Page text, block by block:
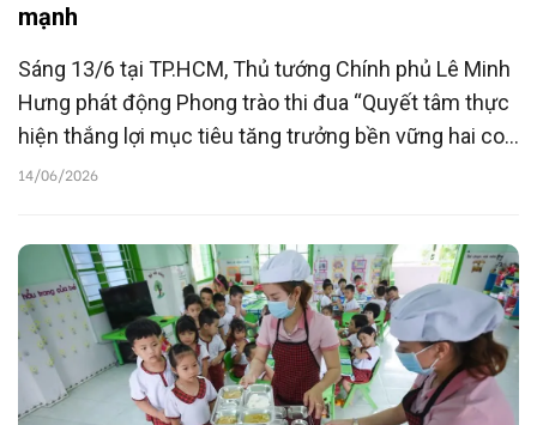
mạnh
Sáng 13/6 tại TP.HCM, Thủ tướng Chính phủ Lê Minh
Hưng phát động Phong trào thi đua “Quyết tâm thực
hiện thắng lợi mục tiêu tăng trưởng bền vững hai con
số giai đoạn 2026-2030”. Hưởng ứng phong trào, Anh
được xây dựng trên nền tảng sức khỏe, thể chất và
tầm vóc người Việt.
14/06/2026